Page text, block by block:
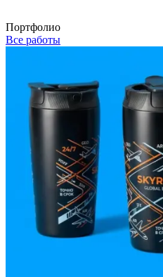
Портфолио
Все работы